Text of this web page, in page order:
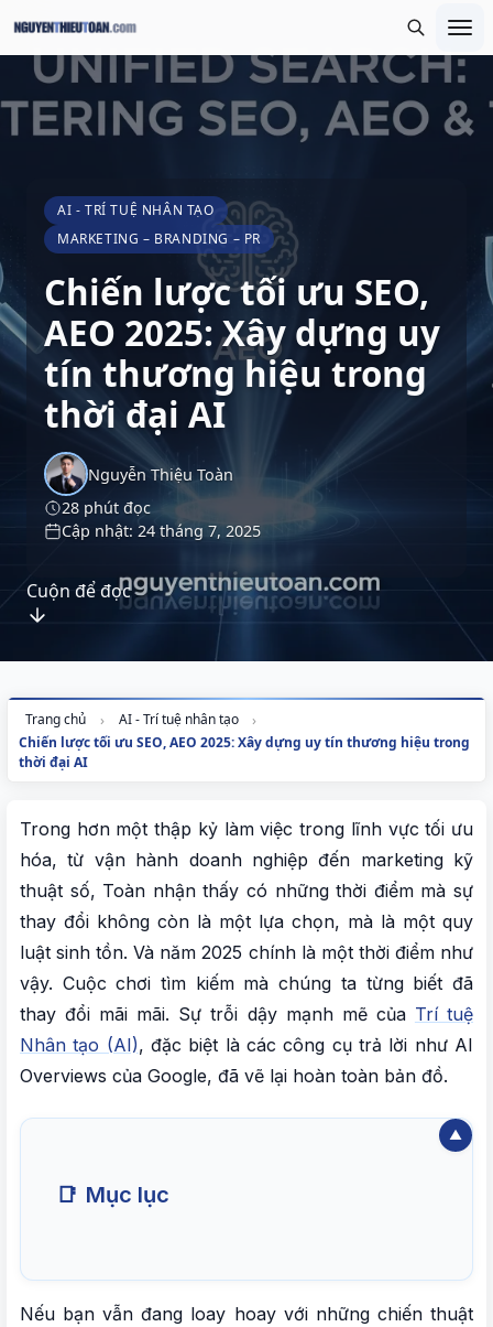
AI - TRÍ TUỆ NHÂN TẠO
MARKETING – BRANDING – PR
Chiến lược tối ưu SEO,
AEO 2025: Xây dựng uy
tín thương hiệu trong
thời đại AI
Nguyễn Thiệu Toàn
28 phút đọc
Cập nhật: 24 tháng 7, 2025
Cuộn để đọc
Trang chủ
AI - Trí tuệ nhân tạo
Chiến lược tối ưu SEO, AEO 2025: Xây dựng uy tín thương hiệu trong
thời đại AI
Trong hơn một thập kỷ làm việc trong lĩnh vực tối ưu
hóa, từ vận hành doanh nghiệp đến marketing kỹ
thuật số, Toàn nhận thấy có những thời điểm mà sự
thay đổi không còn là một lựa chọn, mà là một quy
luật sinh tồn. Và năm 2025 chính là một thời điểm như
vậy. Cuộc chơi tìm kiếm mà chúng ta từng biết đã
thay đổi mãi mãi. Sự trỗi dậy mạnh mẽ của Trí tuệ
Nhân tạo (AI), đặc biệt là các công cụ trả lời như AI
Overviews của Google, đã vẽ lại hoàn toàn bản đồ.
📑 Mục lục
Nếu bạn vẫn đang loay hoay với những chiến thuật